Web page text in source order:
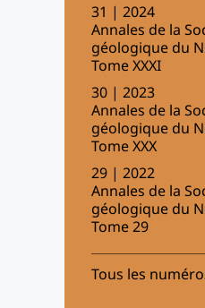
31 | 2024
Annales de la
géologique du
Tome XXXI
30 | 2023
Annales de la
géologique du
Tome XXX
29 | 2022
Annales de la
géologique du
Tome 29
Tous les